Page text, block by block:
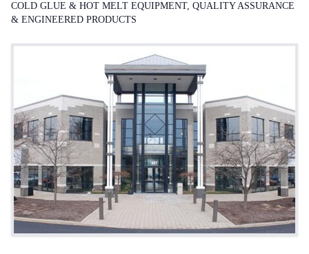
COLD GLUE & HOT MELT EQUIPMENT, QUALITY ASSURANCE
& ENGINEERED PRODUCTS